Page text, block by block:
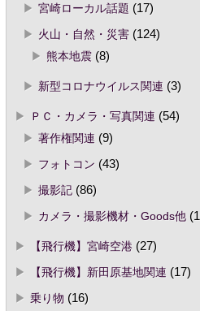
宮崎ローカル話題 (17)
火山・自然・災害(124)
熊本地震(8)
新型コロナウイルス関連 (3)
ＰＣ・カメラ・写真関連 (54)
著作権関連 (9)
フォトコン (43)
撮影記(86)
カメラ・撮影機材・Goods他
【飛行機】宮崎空港(27)
【飛行機】新田原基地関連 (17)
乗り物 (16)